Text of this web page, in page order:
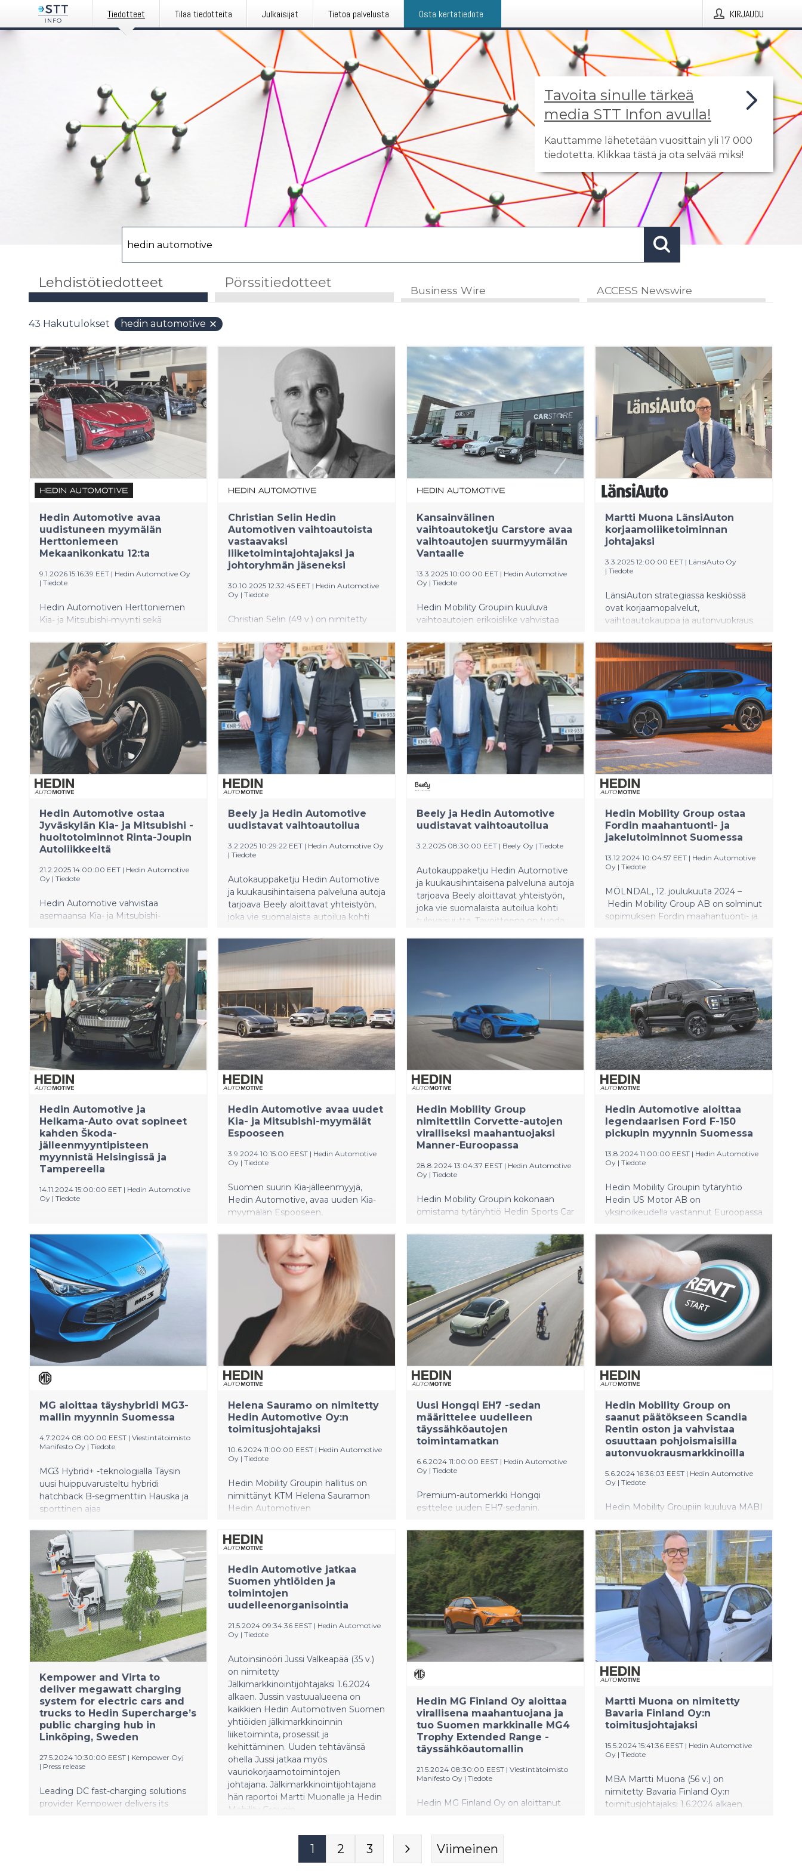
Tiedotteet Tilaa tiedotteita Julkaisijat Tietoa palvelusta Osta kertatiedote KIRJAUDU
Tavoita sinulle tärkeä
media STT Infon avulla!
Kauttamme lähetetään vuosittain yli 17 000
tiedotetta. Klikkaa tästä ja ota selvää miksi!
Lehdistötiedotteet Pörssitiedotteet Business Wire ACCESS Newswire
43 Hakutulokset hedin automotive
Hedin Automotive avaa
uudistuneen myymälän
Herttoniemeen
Mekaanikonkatu 12:ta
9.1.2026 15:16:39 EET | Hedin Automotive Oy
| Tiedote
Hedin Automotiven Herttoniemen
Kia- ja Mitsubishi-myynti sekä
toimitiloihin Mekaanikonkadulle.
Uudistuneen liikkeen avajaisia
vietetään ke-la 7.-10. tammikuuta,
jolloin luvassa hienoja
avajaistarjouksia. Hedin Automotiven
Kia-myynti- ja huoltoverkostoon
kuuluu 10 paikkakuntaa ja Mitsubishin
myynti- ja huoltoverkostoon 11
paikkakuntaa.
Christian Selin Hedin
Automotiven vaihtoautoista
vastaavaksi
liiketoimintajohtajaksi ja
johtoryhmän jäseneksi
30.10.2025 12:32:45 EET | Hedin Automotive
Oy | Tiedote
Christian Selin (49 v.) on nimitetty
liiketoimintajohtajaksi ja johtoryhmän
jäseneksi 3.11.2025 alkaen.
Tehtävässään Christian vastaa Hedin
Automotive -konsernin
vaihtoautoliiketoiminnoista ja niiden
kehittämisestä.
Kansainvälinen
vaihtoautoketju Carstore avaa
vaihtoautojen suurmyymälän
Vantaalle
13.3.2025 10:00:00 EET | Hedin Automotive
Oy | Tiedote
Hedin Mobility Groupiin kuuluva
vaihtoautojen erikoisliike vahvistaa
Parkissa uuden, ketjun suurimman
vaihtoautomyymälän. Carstore on
aiemmin toiminut Helsingin
Konalassa ja Tampereella. Vantaalle
avattavaan suurmyymälään mahtuu
moderneihin sisätiloihin yli 250
vaihtoautoa. Jatkossa Carstoren
toiminnot pääkaupunkiseudulla
keskitetään uuteen Vantaan
myymälään. Varsinaista avajaisviikkoa
myymälässä vietetään 17.–22.3.2025.
Martti Muona LänsiAuton
korjaamoliiketoiminnan
johtajaksi
3.3.2025 12:00:00 EET | LänsiAuto Oy
| Tiedote
LänsiAuton strategiassa keskiössä
ovat korjaamopalvelut,
vaihtoautokauppa ja autonvuokraus.
edennyt hyvin: LänsiAuton
korjaamopalveluiden asiakasmyynti
oli tammi-helmikuussa 2025 jo 70%
suurempi kuin aiemmalla
strategiakaudella alkuvuonna 2022.
Myynnin kasvun taustalla ovat
investoinnit osaavaan henkilöstöön,
uusiin merkkiedustuksiin, tehokkaisiin
järjestelmiin sekä markkinointiin.
Hedin Automotive ostaa
Jyväskylän Kia- ja Mitsubishi -
huoltotoiminnot Rinta-Joupin
Autoliikkeeltä
21.2.2025 14:00:00 EET | Hedin Automotive
Oy | Tiedote
Hedin Automotive vahvistaa
asemaansa Kia- ja Mitsubishi-
huoltotoiminnot Jyväskylässä Rinta-
Joupin Autoliikkeeltä.
Liiketoimintakaupassa Rinta-Joupin
Autoliike Oy:n Kia- ja Mitsubishi -
huoltopalvelut siirtyvät Hedin
Automotive Retail Oy:lle 1.3.2025
alkaen.
Beely ja Hedin Automotive
uudistavat vaihtoautoilua
3.2.2025 10:29:22 EET | Hedin Automotive Oy
| Tiedote
Autokauppaketju Hedin Automotive
ja kuukausihintaisena palveluna autoja
tarjoava Beely aloittavat yhteistyön,
joka vie suomalaista autoilua kohti
huolettomuutta ja sujuvuutta
ihmisten arkeen fiksusti hinnoitellun
kuukausiautoilun avulla.
Beely ja Hedin Automotive
uudistavat vaihtoautoilua
3.2.2025 08:30:00 EET | Beely Oy | Tiedote
Autokauppaketju Hedin Automotive
ja kuukausihintaisena palveluna autoja
tarjoava Beely aloittavat yhteistyön,
joka vie suomalaista autoilua kohti
tulevaisuutta. Tavoitteena on tuoda
Hedin Mobility Group ostaa
Fordin maahantuonti- ja
jakelutoiminnot Suomessa
13.12.2024 10:04:57 EET | Hedin Automotive
Oy | Tiedote
MÖLNDAL, 12. joulukuuta 2024 –
Hedin Mobility Group AB on solminut
sopimuksen Fordin maahantuonti- ja
Ford Motor Companylta. Tämä
kumppanuus vahvistaa Hedin
Mobility Groupin asemaa johtavana
toimijana Euroopan
liikkuvuusmarkkinoilla.
Hedin Automotive ja
Helkama-Auto ovat sopineet
kahden Škoda-
jälleenmyyntipisteen
myynnistä Helsingissä ja
Tampereella
14.11.2024 15:00:00 EET | Hedin Automotive
Oy | Tiedote
Helkama-Auton tytäryhtiö Helkama-
Autokauppa ovat allekirjoittaneet
sopimuksen, jonka mukaan Helkama-
Autokauppa ostaa Škoda-
jälleenmyyntitoiminnot Helsingissä ja
Tampereella. Näitä toimipisteitä on
tähän asti operoinut Hedin
Automotive Finland Oy, ja
toimipisteet ovat myyneet Škoda-
henkilöautoja sekä tarjonneet Škoda-
jälkimarkkinointipalveluita, mukaan
lukien huolto- ja varaosapalvelut.
Hedin Automotive avaa uudet
Kia- ja Mitsubishi-myymälät
Espooseen
3.9.2024 10:15:00 EEST | Hedin Automotive
Oy | Tiedote
Suomen suurin Kia-jälleenmyyjä,
Hedin Automotive, avaa uuden Kia-
myymälän Espooseen,
Hedin Automotive tiivistää
yhteistyötään Astara Finlandin kanssa
ja aloittaa samassa osoitteessa myös
Mitsubishi-jälleenmyynnin.
Hedin Mobility Group
nimitettiin Corvette-autojen
viralliseksi maahantuojaksi
Manner-Euroopassa
28.8.2024 13:04:37 EEST | Hedin Automotive
Oy | Tiedote
Hedin Mobility Groupin kokonaan
omistama tytäryhtiö Hedin Sports Car
maahantuojaksi Manner-Euroopassa.
Sopimuksen myötä Hedin Mobility
Group jatkaa laajentumistaan
amerikkalaisten autojen
maahantuojana ja myyjänä sekä
vahvistaa edelleen yhteistyötään
General Motorsin kanssa.
Hedin Automotive aloittaa
legendaarisen Ford F-150
pickupin myynnin Suomessa
13.8.2024 11:00:00 EEST | Hedin Automotive
Oy | Tiedote
Hedin Mobility Groupin tytäryhtiö
Hedin US Motor AB on
yksinoikeudella vastannut Euroopassa
myynnistä vuoden 2023 keväästä
alkaen. Maailman myydyin lava-auto,
ikoninen Ford F-150 pickup, saapuu
myös Suomeen.
MG aloittaa täyshybridi MG3-
mallin myynnin Suomessa
4.7.2024 08:00:00 EEST | Viestintätoimisto
Manifesto Oy | Tiedote
MG3 Hybrid+ -teknologialla Täysin
uusi huippuvarusteltu hybridi
hatchback B-segmenttiin Hauska ja
sporttinen ajaa
Helena Sauramo on nimitetty
Hedin Automotive Oy:n
toimitusjohtajaksi
10.6.2024 11:00:00 EEST | Hedin Automotive
Oy | Tiedote
Hedin Mobility Groupin hallitus on
nimittänyt KTM Helena Sauramon
Hedin Automotiven
toiminut vuosina 2019–2023 Delta
Auto Oy:n toimitusjohtajana sekä
toimitusjohtajana, missä hän jatkaa
elokuulle 2024 saakka. Sauramo
aloittaa uudessa tehtävässään Hedin
Automotivella 23. syyskuuta 2024.
Uusi Hongqi EH7 -sedan
määrittelee uudelleen
täyssähköautojen
toimintamatkan
6.6.2024 11:00:00 EEST | Hedin Automotive
Oy | Tiedote
Premium-automerkki Hongqi
esittelee uuden EH7-sedanin.
standardit toimintamatkalle,
suorituskyvylle ja tilankäytölle. Sen
toimintasäde on huikea, jopa 700 km
yhdellä latauksella. Lisäksi EH7
AWD:n 0-100 km/h kiihtyvyys on vain
3,5 sekuntia – kaksimoottorisen
nelivedon ja 619 hevosvoiman
huipputehojen ansiosta.
Hedin Mobility Group on
saanut päätökseen Scandia
Rentin oston ja vahvistaa
osuuttaan pohjoismaisilla
autonvuokrausmarkkinoilla
5.6.2024 16:36:03 EEST | Hedin Automotive
Oy | Tiedote
Hedin Mobility Groupiin kuuluva MABI
Rent -brändillä toimivan, suomalaisen
autonvuokrausyrityksen Scredo Oy:n
hankinnan vahvistumisesta.
Strategisen kaupan myötä MABI
laajentaa verkostoaan ja tarjoaa
jatkossa autovuokraamopalveluja
myös Suomessa.
Kempower and Virta to
deliver megawatt charging
system for electric cars and
trucks to Hedin Supercharge’s
public charging hub in
Linköping, Sweden
27.5.2024 10:30:00 EEST | Kempower Oyj
| Press release
Leading DC fast-charging solutions
provider Kempower delivers its
Hedin Automotive jatkaa
Suomen yhtiöiden ja
toimintojen
uudelleenorganisointia
21.5.2024 09:34:36 EEST | Hedin Automotive
Oy | Tiedote
Autoinsinööri Jussi Valkeapää (35 v.)
on nimitetty
Jälkimarkkinointijohtajaksi 1.6.2024
alkaen. Jussin vastuualueena on
kaikkien Hedin Automotiven Suomen
yhtiöiden jälkimarkkinoinnin
liiketoiminta, prosessit ja
kehittäminen. Uuden tehtävänsä
ohella Jussi jatkaa myös
vauriokorjaamotoimintojen
johtajana. Jälkimarkkinointijohtajana
hän raportoi Martti Muonalle ja Hedin
Mobility Groupin
Hedin MG Finland Oy aloittaa
virallisena maahantuojana ja
tuo Suomen markkinalle MG4
Trophy Extended Range -
täyssähköautomallin
21.5.2024 08:30:00 EEST | Viestintätoimisto
Manifesto Oy | Tiedote
Hedin MG Finland Oy on aloittanut
MG4 Trophy Extended Range -
täyssähköauton, joka tarjoaa jopa 520
Martti Muona on nimitetty
Bavaria Finland Oy:n
toimitusjohtajaksi
15.5.2024 15:41:36 EEST | Hedin Automotive
Oy | Tiedote
MBA Martti Muona (56 v.) on
nimitetty Bavaria Finland Oy:n
toimitusjohtajaksi 1.6.2024 alkaen.
1 2 3 Viimeinen